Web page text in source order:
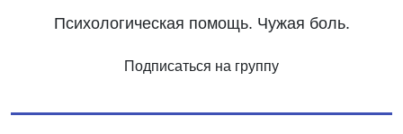
Психологическая помощь. Чужая боль.
Подписаться на группу